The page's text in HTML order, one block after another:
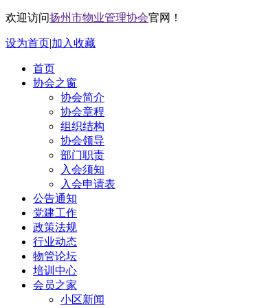
欢迎访问扬州市物业管理协会官网！
设为首页|加入收藏
首页
协会之窗
协会简介
协会章程
组织结构
协会领导
部门职责
入会须知
入会申请表
公告通知
党建工作
政策法规
行业动态
物管论坛
培训中心
会员之家
小区新闻